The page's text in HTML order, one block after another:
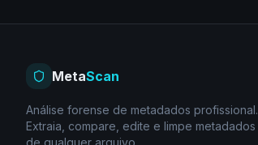
MetaScan
Análise forense de metadados profissional.
Extraia, compare, edite e limpe metadados
de qualquer arquivo.